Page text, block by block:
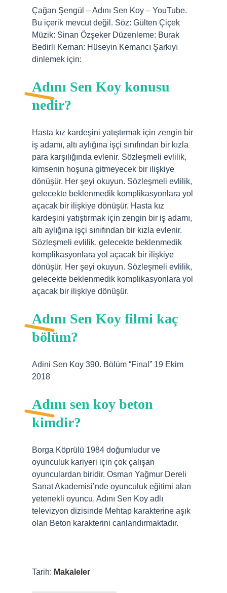
Çağan Şengül – Adını Sen Koy – YouTube.
Bu içerik mevcut değil. Söz: Gülten Çiçek
Müzik: Sinan Özşeker Düzenleme: Burak
Bedirli Keman: Hüseyin Kemancı Şarkıyı
dinlemek için:
Adını Sen Koy konusu
nedir?
Hasta kız kardeşini yatıştırmak için zengin bir
iş adamı, altı aylığına işçi sınıfından bir kızla
para karşılığında evlenir. Sözleşmeli evlilik,
kimsenin hoşuna gitmeyecek bir ilişkiye
dönüşür. Her şeyi okuyun. Sözleşmeli evlilik,
gelecekte beklenmedik komplikasyonlara yol
açacak bir ilişkiye dönüşür. Hasta kız
kardeşini yatıştırmak için zengin bir iş adamı,
altı aylığına işçi sınıfından bir kızla evlenir.
Sözleşmeli evlilik, gelecekte beklenmedik
komplikasyonlara yol açacak bir ilişkiye
dönüşür. Her şeyi okuyun. Sözleşmeli evlilik,
gelecekte beklenmedik komplikasyonlara yol
açacak bir ilişkiye dönüşür.
Adını Sen Koy filmi kaç
bölüm?
Adini Sen Koy 390. Bölüm “Final” 19 Ekim
2018
Adını sen koy beton
kimdir?
Borga Köprülü 1984 doğumludur ve
oyunculuk kariyeri için çok çalışan
oyunculardan biridir. Osman Yağmur Dereli
Sanat Akademisi’nde oyunculuk eğitimi alan
yetenekli oyuncu, Adını Sen Koy adlı
televizyon dizisinde Mehtap karakterine aşık
olan Beton karakterini canlandırmaktadır.
Tarih: Makaleler